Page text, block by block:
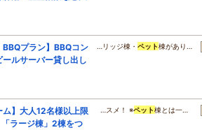
BBQプラン】BBQコン
ルサーバー貸し出し
…リッジ棟・ ペット棟があり…
ム】大人12名様以上限
ラージ棟」2棟をつ
…スメ！ ※ペット棟とは一…